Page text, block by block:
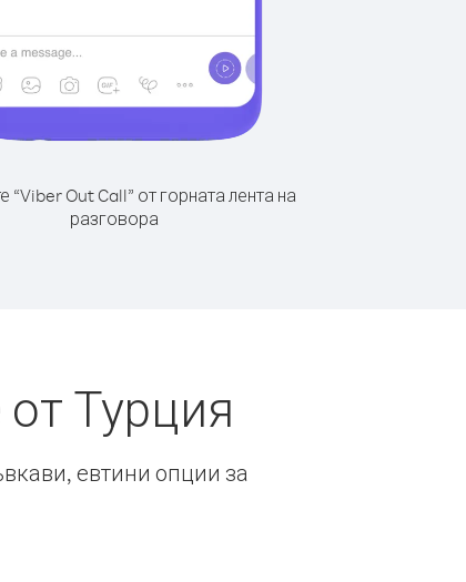
“Viber Out Call” от горната лента на
разговора
Турция
евтини опции за